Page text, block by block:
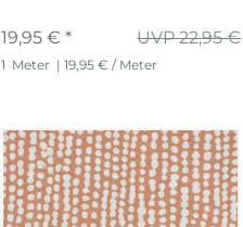
UVP 22,95 €
19,95 € *
1 Meter | 19,95 € / Meter